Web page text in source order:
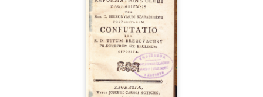
Odsjek za povijesne znanosti (Zagreb 1948)